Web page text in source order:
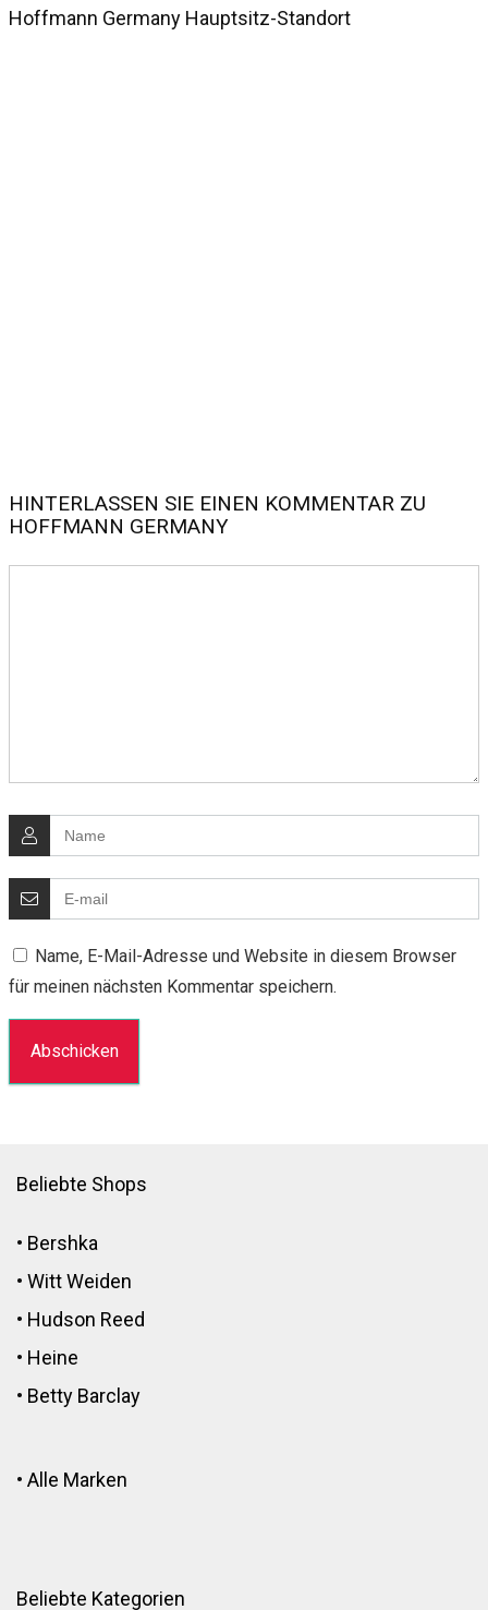
Hoffmann Germany Hauptsitz-Standort
HINTERLASSEN SIE EINEN KOMMENTAR ZU
HOFFMANN GERMANY
Name, E-Mail-Adresse und Website in diesem Browser
für meinen nächsten Kommentar speichern.
Beliebte Shops
• Bershka
• Witt Weiden
• Hudson Reed
• Heine
• Betty Barclay
• Alle Marken
Beliebte Kategorien